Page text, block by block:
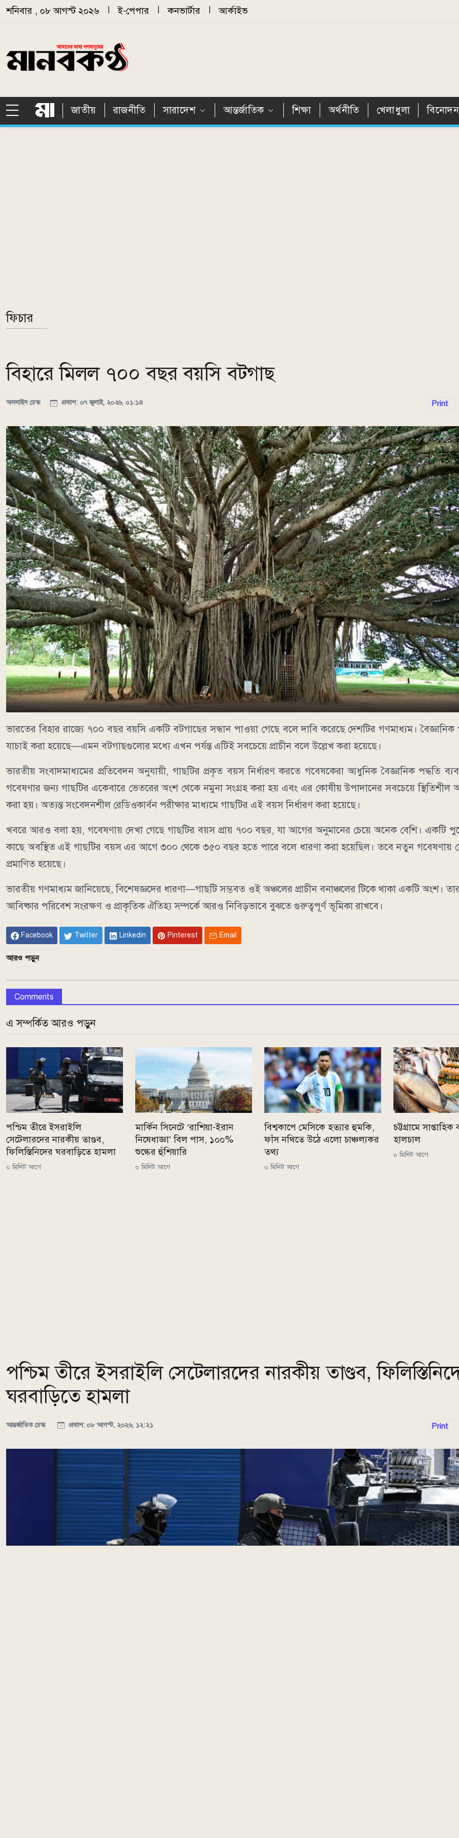
Skip to main content
শনিবার , ০৮ আগস্ট ২০২৬ ই-পেপার কনভার্টার আর্কাইভ
জাতীয় রাজনীতি সারাদেশ আন্তর্জাতিক শিক্ষা অর্থনীতি খেলাধুলা বিনোদন
ফিচার
বিহারে মিলল ৭০০ বছর বয়সি বটগাছ
অনলাইন ডেস্ক প্রকাশ: ০৭ জুলাই, ২০২৬, ০১:১৪ Print
ভারতের বিহার রাজ্যে ৭০০ বছর বয়সি একটি বটগাছের সন্ধান পাওয়া গেছে বলে দাবি করেছে দেশটির গণমাধ্যম।
যাচাই করা হয়েছে—এমন বটগাছগুলোর মধ্যে এখন পর্যন্ত এটিই সবচেয়ে প্রাচীন বলে উল্লেখ করা হয়েছে।
ভারতীয় সংবাদমাধ্যমের প্রতিবেদন অনুযায়ী, গাছটির প্রকৃত বয়স নির্ধারণ করতে গবেষকেরা আধুনিক বৈজ্ঞানিক পদ্ধতি
গবেষণার জন্য গাছটির একেবারে ভেতরের অংশ থেকে নমুনা সংগ্রহ করা হয় এবং এর কোষীয় উপাদানের সবচেয়ে স্থিতিশীল
করা হয়। অত্যন্ত সংবেদনশীল রেডিওকার্বন পরীক্ষার মাধ্যমে গাছটির এই বয়স নির্ধারণ করা হয়েছে।
খবরে আরও বলা হয়, গবেষণায় দেখা গেছে গাছটির বয়স প্রায় ৭০০ বছর, যা আগের অনুমানের চেয়ে অনেক বেশি। একটি
কাছে অবস্থিত এই গাছটির বয়স এর আগে ৩০০ থেকে ৩৫০ বছর হতে পারে বলে ধারণা করা হয়েছিল। তবে নতুন গবেষণায়
প্রমাণিত হয়েছে।
ভারতীয় গণমাধ্যম জানিয়েছে, বিশেষজ্ঞদের ধারণা—গাছটি সম্ভবত ওই অঞ্চলের প্রাচীন বনাঞ্চলের টিকে থাকা একটি অংশ।
আবিষ্কার পরিবেশ সংরক্ষণ ও প্রাকৃতিক ঐতিহ্য সম্পর্কে আরও নিবিড়ভাবে বুঝতে গুরুত্বপূর্ণ ভূমিকা রাখবে।
Facebook Twitter Linkedin Pinterest Email
আরও পড়ুন
Comments
এ সম্পর্কিত আরও পড়ুন
পশ্চিম তীরে ইসরাইলি
সেটেলারদের নারকীয় তাণ্ডব,
ফিলিস্তিনিদের ঘরবাড়িতে হামলা
০ মিনিট আগে
মার্কিন সিনেটে ‘রাশিয়া-ইরান
নিষেধাজ্ঞা’ বিল পাস, ১০০%
শুল্কের হুঁশিয়ারি
০ মিনিট আগে
বিশ্বকাপে মেসিকে হত্যার হুমকি,
ফাঁস নথিতে উঠে এলো চাঞ্চল্যকর
তথ্য
০ মিনিট আগে
চট্টগ্রামে
হালচাল
০ মিনিট আগে
পশ্চিম তীরে ইসরাইলি সেটেলারদের নারকীয় তাণ্ডব,
ঘরবাড়িতে হামলা
আন্তর্জাতিক ডেস্ক প্রকাশ: ০৮ আগস্ট, ২০২৬, ১২:২১ Print